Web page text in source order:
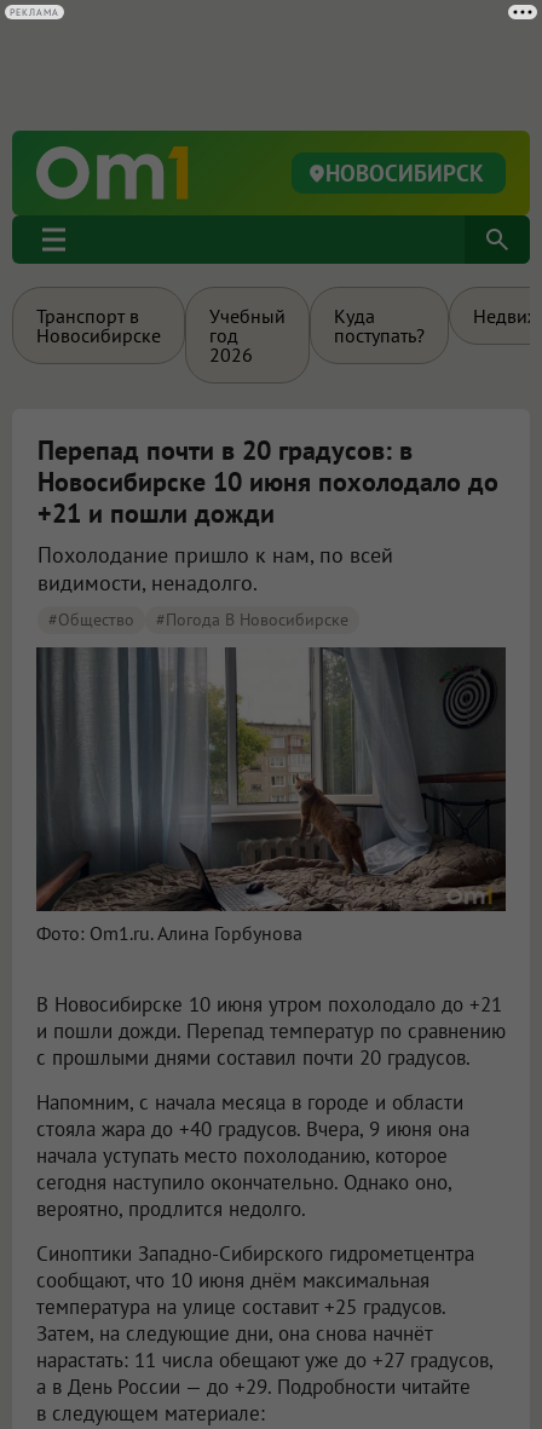
НОВОСИБИРСК
Транспорт в
Новосибирске
Учебный
год
2026
Куда
поступать?
Перепад почти в 20 градусов: в
Новосибирске 10 июня похолодало до
+21 и пошли дожди
Похолодание пришло к нам, по всей
видимости, ненадолго.
#Общество #Погода В Новосибирске
Фото: Om1.ru. Алина Горбунова
В Новосибирске 10 июня утром похолодало до +21
и пошли дожди. Перепад температур по сравнению
с прошлыми днями составил почти 20 градусов.
Напомним, с начала месяца в городе и области
стояла жара до +40 градусов. Вчера, 9 июня она
начала уступать место похолоданию, которое
сегодня наступило окончательно. Однако оно,
вероятно, продлится недолго.
Синоптики Западно-Сибирского гидрометцентра
сообщают, что 10 июня днём максимальная
температура на улице составит +25 градусов.
Затем, на следующие дни, она снова начнёт
нарастать: 11 числа обещают уже до +27 градусов,
а в День России — до +29. Подробности читайте
в следующем материале:
РЕКЛАМА